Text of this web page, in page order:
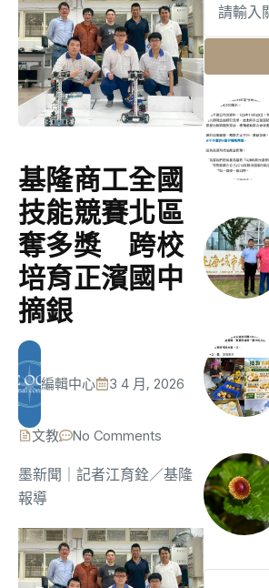
基隆商工全國
技能競賽北區
奪多獎 跨校
培育正濱國中
摘銀
編輯中心 3 4 月, 2026
文教 No Comments
墨新聞 ｜記者江育銓／基隆
報導